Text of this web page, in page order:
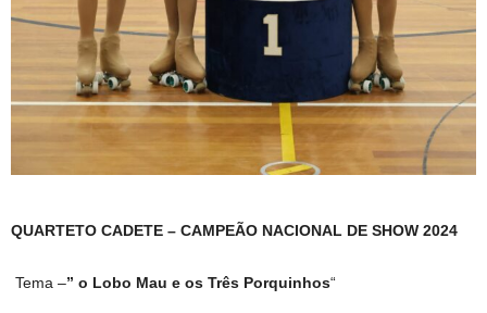
QUARTETO CADETE – CAMPEÃO NACIONAL DE SHOW 2024
Tema –” o Lobo Mau e os Três Porquinhos“